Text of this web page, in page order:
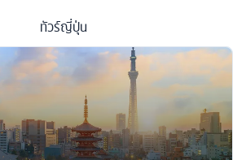
ทัวร์ญี่ปุ่น